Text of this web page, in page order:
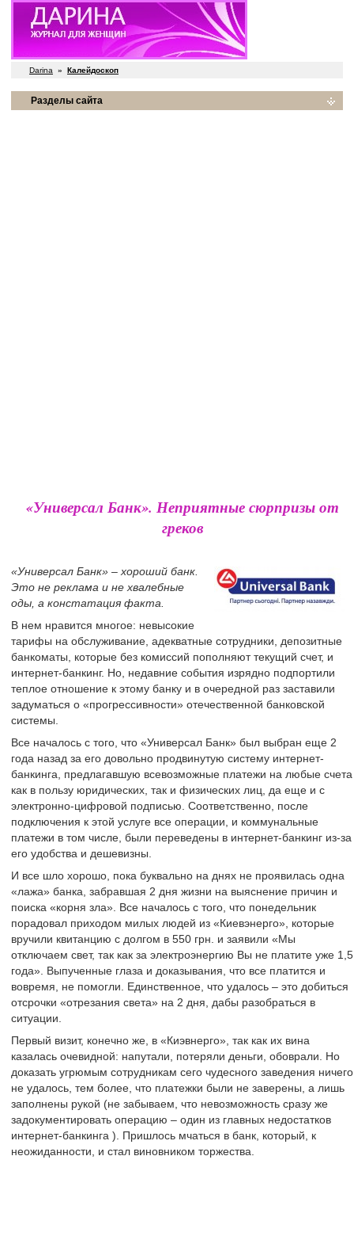
Darina » Калейдоскоп
Разделы сайта
«Универсал Банк». Неприятные сюрпризы от
греков
«Универсал Банк» – хороший банк.
Это не реклама и не хвалебные
оды, а констатация факта.
В нем нравится многое: невысокие
тарифы на обслуживание, адекватные сотрудники, депозитные
банкоматы, которые без комиссий пополняют текущий счет, и
интернет-банкинг. Но, недавние события изрядно подпортили
теплое отношение к этому банку и в очередной раз заставили
задуматься о «прогрессивности» отечественной банковской
системы.
Все началось с того, что «Универсал Банк» был выбран еще 2
года назад за его довольно продвинутую систему интернет-
банкинга, предлагавшую всевозможные платежи на любые счета
как в пользу юридических, так и физических лиц, да еще и с
электронно-цифровой подписью. Соответственно, после
подключения к этой услуге все операции, и коммунальные
платежи в том числе, были переведены в интернет-банкинг из-за
его удобства и дешевизны.
И все шло хорошо, пока буквально на днях не проявилась одна
«лажа» банка, забравшая 2 дня жизни на выяснение причин и
поиска «корня зла». Все началось с того, что понедельник
порадовал приходом милых людей из «Киевэнерго», которые
вручили квитанцию с долгом в 550 грн. и заявили «Мы
отключаем свет, так как за электроэнергию Вы не платите уже 1,5
года». Выпученные глаза и доказывания, что все платится и
вовремя, не помогли. Единственное, что удалось – это добиться
отсрочки «отрезания света» на 2 дня, дабы разобраться в
ситуации.
Первый визит, конечно же, в «Киэвнерго», так как их вина
казалась очевидной: напутали, потеряли деньги, обоврали. Но
доказать угрюмым сотрудникам сего чудесного заведения ничего
не удалось, тем более, что платежки были не заверены, а лишь
заполнены рукой (не забываем, что невозможность сразу же
задокументировать операцию – один из главных недостатков
интернет-банкинга ). Пришлось мчаться в банк, который, к
неожиданности, и стал виновником торжества.